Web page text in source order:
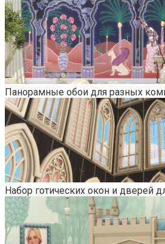
Панорамные обои для разных
Набор готических окон и дверей